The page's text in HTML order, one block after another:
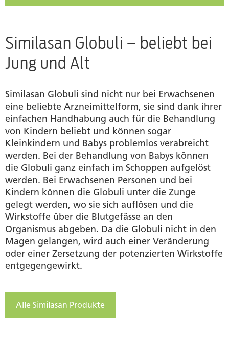
Similasan Globuli – beliebt bei
Jung und Alt
Similasan Globuli sind nicht nur bei Erwachsenen
eine beliebte Arzneimittelform, sie sind dank ihrer
einfachen Handhabung auch für die Behandlung
von Kindern beliebt und können sogar
Kleinkindern und Babys problemlos verabreicht
werden. Bei der Behandlung von Babys können
die Globuli ganz einfach im Schoppen aufgelöst
werden. Bei Erwachsenen Personen und bei
Kindern können die Globuli unter die Zunge
gelegt werden, wo sie sich auflösen und die
Wirkstoffe über die Blutgefässe an den
Organismus abgeben. Da die Globuli nicht in den
Magen gelangen, wird auch einer Veränderung
oder einer Zersetzung der potenzierten Wirkstoffe
entgegengewirkt.
Alle Similasan Produkte